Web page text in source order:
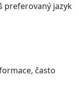
preferovaný jazyk
často